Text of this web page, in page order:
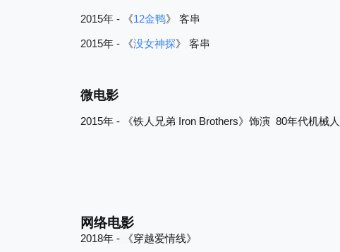
2015年 - 《12金鸭》 客串
2015年 - 《没女神探》 客串
微电影
2015年 - 《铁人兄弟 Iron Brothers》饰演 80年代机械人
网络电影
2018年 - 《穿越爱情线》